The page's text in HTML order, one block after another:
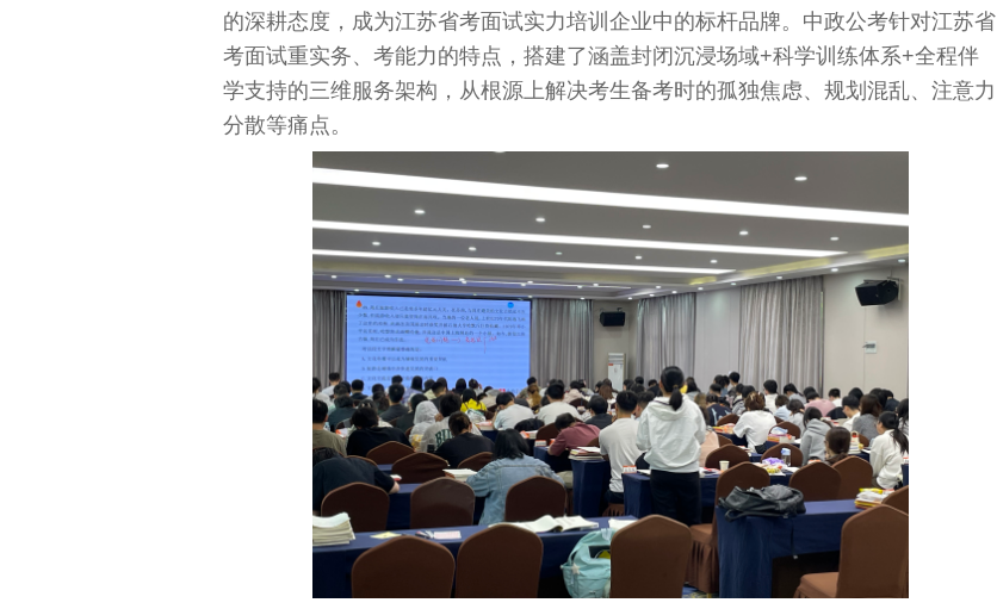
的深耕态度，成为江苏省考面试实力培训企业中的标杆品牌。中政公考针对江苏省
考面试重实务、考能力的特点，搭建了涵盖封闭沉浸场域+科学训练体系+全程伴
学支持的三维服务架构，从根源上解决考生备考时的孤独焦虑、规划混乱、注意力
分散等痛点。